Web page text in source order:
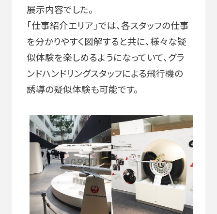
展示内容でした。
「仕事紹介エリア」では、各スタッフの仕事
を分かりやすく図解すると共に、様々な疑
似体験を楽しめるようになっていて、グラ
ンドハンドリングスタッフによる飛行機の
誘導の疑似体験も可能です。